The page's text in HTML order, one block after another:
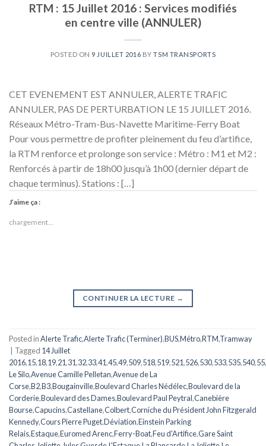
RTM : 15 Juillet 2016 : Services modifiés
en centre ville (ANNULER)
POSTED ON 9 JUILLET 2016 BYTSM TRANSPORTS
CET EVENEMENT EST ANNULER, ALERTE TRAFIC
ANNULER, PAS DE PERTURBATION LE 15 JUILLET 2016.
Réseaux Métro-Tram-Bus-Navette Maritime-Ferry Boat
Pour vous permettre de profiter pleinement du feu d’artifice,
la RTM renforce et prolonge son service : Métro : M1 et M2 :
Renforcés à partir de 18h00 jusqu’à 1h00 (dernier départ de
chaque terminus). Stations : […]
J’aime ça :
chargement…
CONTINUER LA LECTURE →
Posted inAlerte Trafic,Alerte Trafic (Terminer),BUS,Métro,RTM,Tramway
Tagged 14 Juillet
2016,15,18,19,21,31,32,33,41,45,49,509,518,519,521,526,530,533,535,540,55,
Le Silo,Avenue Camille Pelletan,Avenue de La
Corse,B2,B3,Bougainville,Boulevard Charles Nédélec,Boulevard de la
Corderie,Boulevard des Dames,Boulevard Paul Peytral,Canebière
Bourse,Capucins,Castellane,Colbert,Corniche du Président John Fitzgerald
Kennedy,Cours Pierre Puget,Déviation,Einstein Parking
Relais,Estaque,Euromed Arenc,Ferry-Boat,Feu d'Artifice,Gare Saint